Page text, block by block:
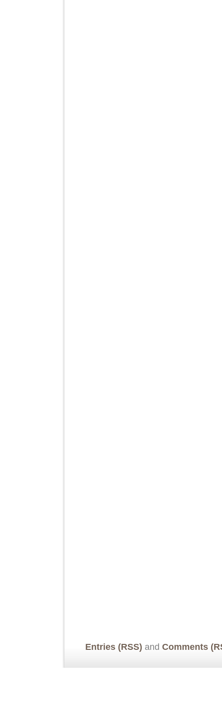
Entries (RSS) and Comments